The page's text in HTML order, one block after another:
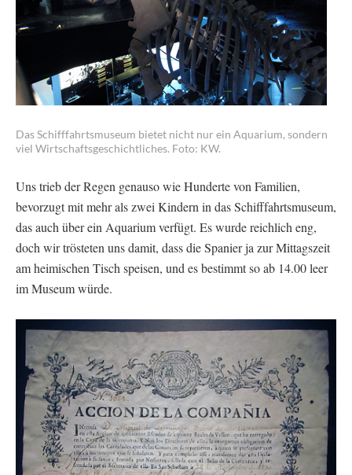
Das Schifffahrtsmuseum bietet nicht nur ein Aquarium, sondern
viel Wirtschaftsgeschichtliches. Foto: KW.
Uns trieb der Regen genauso wie Hunderte von Familien,
bevorzugt mit mehr als zwei Kindern in das Schifffahrtsmuseum,
das auch über ein Aquarium verfügt. Es wurde reichlich eng,
doch wir trösteten uns damit, dass die Spanier ja zur Mittagszeit
am heimischen Tisch speisen, und es bestimmt so ab 14.00 leer
im Museum würde.